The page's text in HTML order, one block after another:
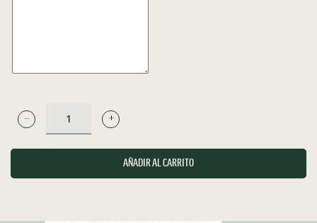
PACHARAN
CANTIDAD
AÑADIR AL CARRITO